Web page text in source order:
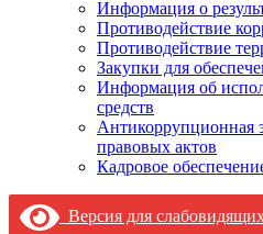
Информация о
Противодействие
Противодействие
Закупки для
Информация об
средств
Антикоррупционная
правовых актов
Кадровое
Версия для